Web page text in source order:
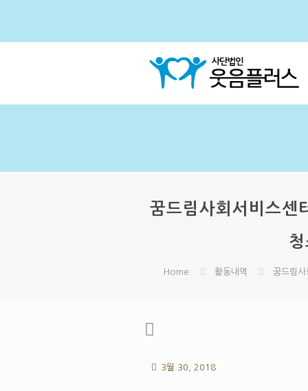
꿈드림사회서비스
Home 활동내역 꿈드림
3월 30, 2018